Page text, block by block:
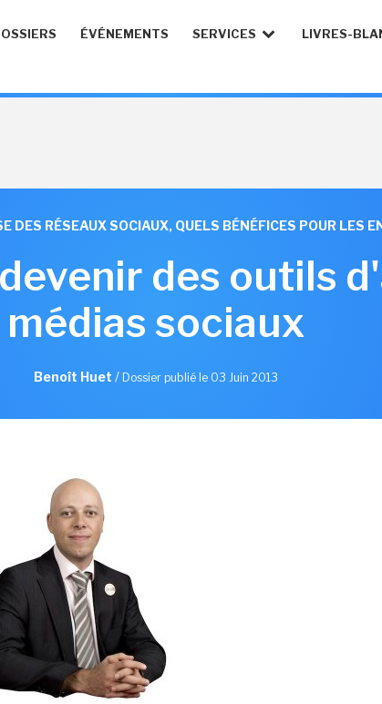
ÉVÉNEMENTS SERVICES LIVRES-
DES RÉSEAUX SOCIAUX, QUELS BÉNÉFICES POUR LES
des outils
médias sociaux
Benoît Huet / Dossier publié le 03 Juin 2013